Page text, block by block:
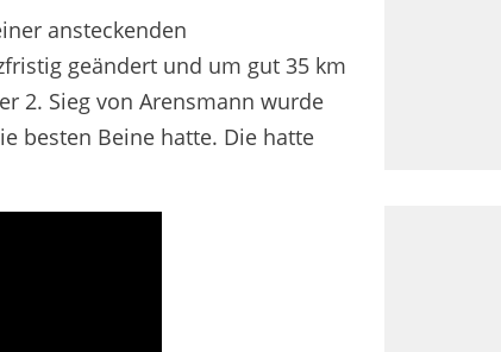
ansteckenden
geändert und um gut 35 km
2. Sieg von Arensmann wurde
besten Beine hatte. Die hatte